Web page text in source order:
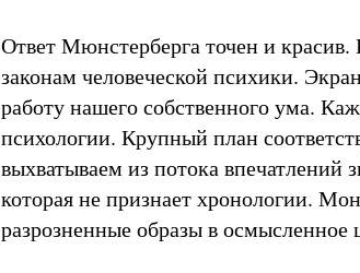
Ответ Мюнстерберга точен и
законам человеческой психики.
работу нашего собственного ума.
психологии. Крупный план
выхватываем из потока впечатлений
которая не признает хронологии.
разрозненные образы в осмысленное